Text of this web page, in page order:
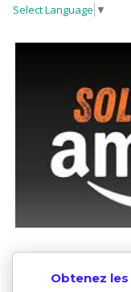
Select Language ▼
Obtenez